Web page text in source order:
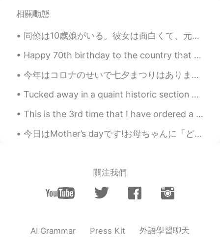
相關動態
同僚は10歳娘がいる。彼女は面白くて、元気で、優しい。時々事務所に来る。私たちはいつも楽しんで、笑って、遊んで、バカなことをする！お互いに好き！🤗🤗🤗 彼女は僕の絵を書いた！😂 なんでそう思う...
Happy 70th birthday to the country that has taken me in and shown me a whole new world. To me as ...
今年はコロナのせいで七夕まつりはありません. (コロナだからお祭りはない?) ichinomiya had a market (直売所?市場?) that became so popular ...
Tucked away in a quaint historic section of Peoria, AZ is Driftwood Coffee. The cafe was surroun...
This is the 3rd time that I have ordered a small size.. and "accidentally" received a large size ...
今日はMother’s dayです!お母ちゃんに「どんなプレゼントが欲しい？」と聞きました。お母ちゃんは「新しいIpadが欲しい！」と言いました。3年前、彼女にIpadを買いました。今、そのIp...
關注我們
AI Grammar Press Kit 外語學習聊天